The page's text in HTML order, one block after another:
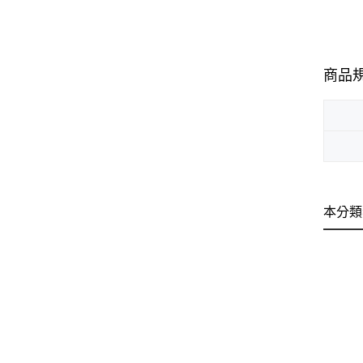
商品
本分